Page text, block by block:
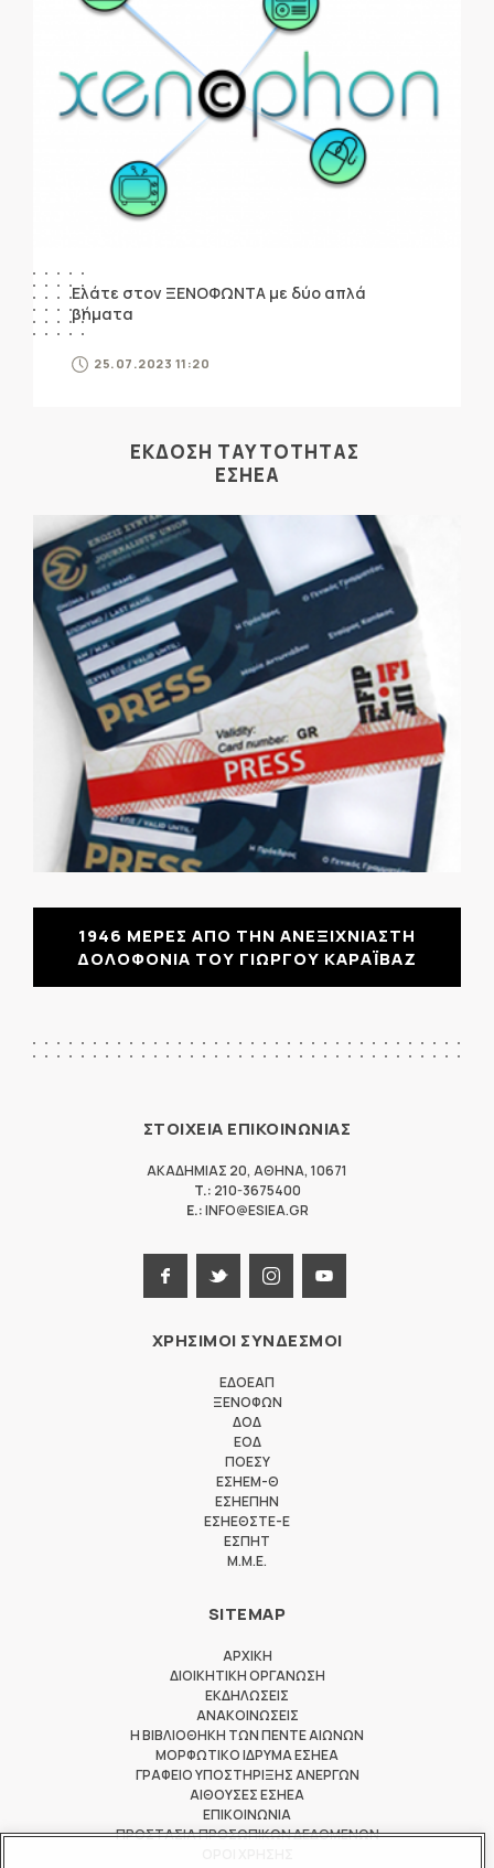
Ελάτε στον ΞΕΝΟΦΩΝΤΑ με δύο απλά
βήματα
25.07.2023 11:20
ΕΚΔΟΣΗ ΤΑΥΤΟΤΗΤΑΣ
ΕΣΗΕΑ
1946 ΜΕΡΕΣ ΑΠΟ ΤΗΝ ΑΝΕΞΙΧΝΙΑΣΤΗ
ΔΟΛΟΦΟΝΙΑ ΤΟΥ ΓΙΩΡΓΟΥ ΚΑΡΑΪΒΑΖ
ΣΤΟΙΧΕΙΑ ΕΠΙΚΟΙΝΩΝΙΑΣ
ΑΚΑΔΗΜΙΑΣ 20, ΑΘΗΝΑ, 10671
T.: 210-3675400
E.:INFO@ESIEA.GR
ΧΡΗΣΙΜΟΙ ΣΥΝΔΕΣΜΟΙ
ΕΔΟΕΑΠ
ΞΕΝΟΦΩΝ
ΔΟΔ
ΕΟΔ
ΠΟΕΣΥ
ΕΣΗΕΜ-Θ
ΕΣΗΕΠΗΝ
ΕΣΗΕΘΣΤΕ-Ε
ΕΣΠΗΤ
M.M.E.
SITEMAP
ΑΡΧΙΚΗ
ΔΙΟΙΚΗΤΙΚΗ ΟΡΓΑΝΩΣΗ
ΕΚΔΗΛΩΣΕΙΣ
ΑΝΑΚΟΙΝΩΣΕΙΣ
Η ΒΙΒΛΙΟΘΗΚΗ ΤΩΝ ΠΕΝΤΕ ΑΙΩΝΩΝ
ΜΟΡΦΩΤΙΚΟ ΙΔΡΥΜΑ ΕΣΗΕΑ
ΓΡΑΦΕΙΟ ΥΠΟΣΤΗΡΙΞΗΣ ΑΝΕΡΓΩΝ
ΑΙΘΟΥΣΕΣ ΕΣΗΕΑ
ΕΠΙΚΟΙΝΩΝΙΑ
ΠΡΟΣΤΑΣΙΑ ΠΡΟΣΩΠΙΚΩΝ ΔΕΔΟΜΕΝΩΝ